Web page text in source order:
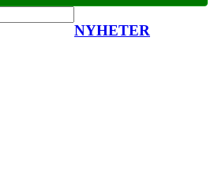
NYHETER